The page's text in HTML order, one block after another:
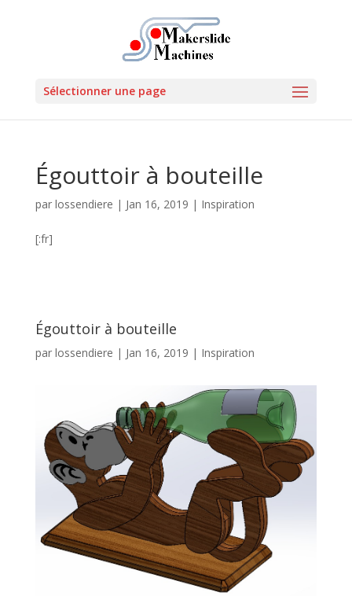
Sélectionner une page
Égouttoir à bouteille
par lossendiere | Jan 16, 2019 | Inspiration
[:fr]
Égouttoir à bouteille
par lossendiere | Jan 16, 2019 | Inspiration